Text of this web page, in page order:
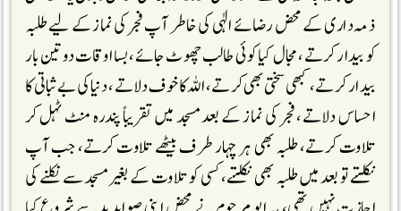
ذمہ داری کے محض رضائے الٰہی کی خاطر آپ فجر کی نماز کے لیے طلبہ
کو بیدار کرتے، مجال کیا کوئی طالب چھوٹ جائے، بسا اوقات دو تین بار
بیدار کرتے، کبھی سختی بھی کرتے، اللہ کا خوف دلاتے، دنیا کی بے ثباتی کا
احساس دلاتے، فجر کی نماز کے بعد مسجد میں تقریباً پندرہ منٹ ٹہل کر
تلاوت کرتے، طلبہ بھی ہر چہار طرف بیٹھے تلاوت کرتے، جب آپ
نکلتے تو بعد میں طلبہ بھی نکلتے، کسی کو تلاوت کے بغیر مسجد سے نکلنے کی